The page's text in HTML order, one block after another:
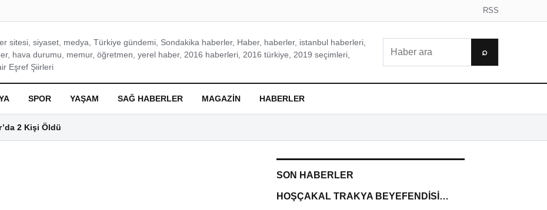
RSS
sitesi, siyaset, medya, Türkiye gündemi, Sondakika haberler, Haber, haberler, istanbul haberleri,
hava durumu, memur, öğretmen, yerel haber, 2016 haberleri, 2016 türkiye, 2019 seçimleri,
Eşref Şiirleri
⌕
SPOR YAŞAM SAĞ HABERLER MAGAZIN HABERLER
2 Kişi Öldü
SON HABERLER
HOŞÇAKAL TRAKYA BEYEFENDİSİ…